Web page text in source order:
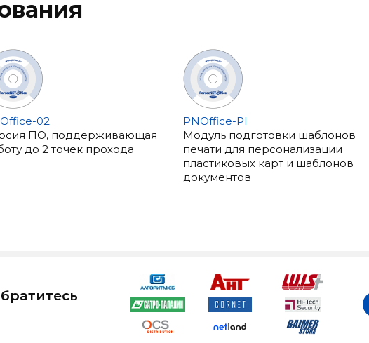
02
ПО, поддерживающая
до 2 точек прохода
PNOffice-PI
Модуль подготовки шаблонов
печати для персонализации
пластиковых карт и шаблонов
документов